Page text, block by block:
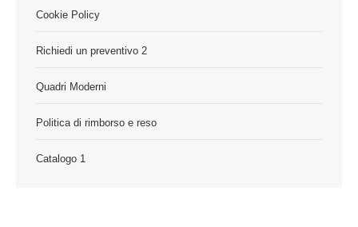
Cookie Policy
Richiedi un preventivo 2
Quadri Moderni
Politica di rimborso e reso
Catalogo 1